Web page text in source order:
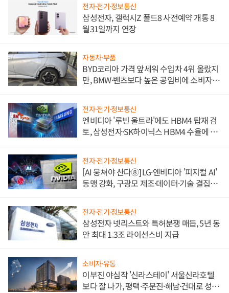
전자·전기·정보통신
삼성전자, 갤럭시Z 폴드8 사전예약 개통 8
월31일까지 연장
자동차·부품
BYD코리아 가격 앞세워 수입차 4위 올랐지
만, BMW·벤츠보다 높은 공임비에 소비자
전자·전기·정보통신
엔비디아 '루빈 울트라'에도 HBM4 탑재 검
토, 삼성전자·SK하이닉스 HBM4 수율에 주
전자·전기·정보통신
[AI 뭉쳐야 산다⑧] LG·엔비디아 '피지컬 AI'
동맹 강화, 구광모 제조·데이터·기술 결집
전자·전기·정보통신
삼성전자 넷리스트와 특허분쟁 매듭, 5년 동
안 최대 1.3조 라이선스비 지급
소비자·유통
이부진 야심작 '신라스테이' 서울신라호텔
보다 잘 나가, 평택·주문진·해남·건대로 성